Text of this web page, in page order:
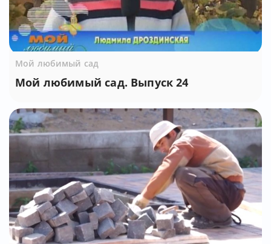
Мой любимый сад
Мой любимый сад. Выпуск 24